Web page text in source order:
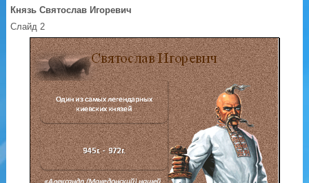
Князь Святослав Игоревич
Слайд 2